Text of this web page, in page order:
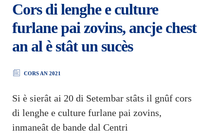
Cors di lenghe e culture
furlane pai zovins, ancje chest
an al è stât un sucès
CORS AN 2021
Si è sierât ai 20 di Setembar stâts il gnûf cors
di lenghe e culture furlane pai zovins,
inmaneât de bande dal Centri